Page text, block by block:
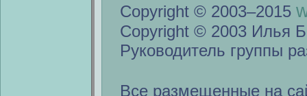
Copyright © 2003–2015
Copyright © 2003 Илья
Руководитель группы
Все размещенные на